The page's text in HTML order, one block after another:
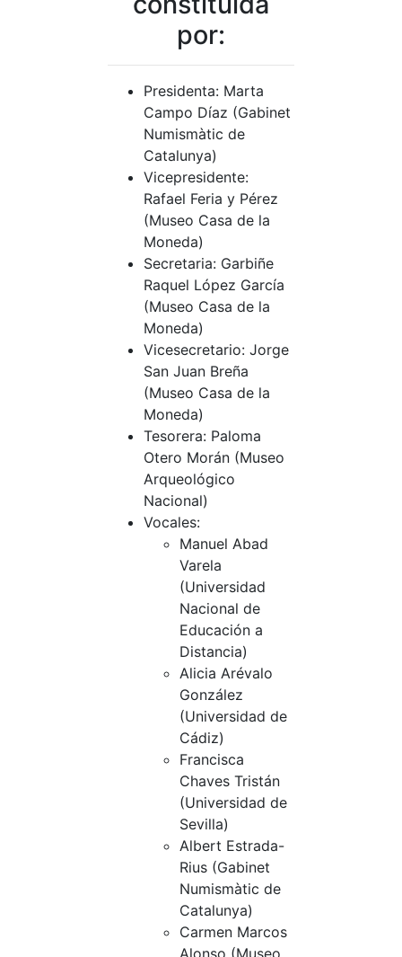
por:
Presidenta: Marta
Campo Díaz (Gabinet
Numismàtic de
Catalunya)
Vicepresidente:
Rafael Feria y Pérez
(Museo Casa de la
Moneda)
Secretaria: Garbiñe
Raquel López García
(Museo Casa de la
Moneda)
Vicesecretario: Jorge
San Juan Breña
(Museo Casa de la
Moneda)
Tesorera: Paloma
Otero Morán (Museo
Arqueológico
Nacional)
Vocales:
Manuel Abad
Varela
(Universidad
Nacional de
Educación a
Distancia)
Alicia Arévalo
González
(Universidad de
Cádiz)
Francisca
Chaves Tristán
(Universidad de
Sevilla)
Albert Estrada-
Rius (Gabinet
Numismàtic de
Catalunya)
Carmen Marcos